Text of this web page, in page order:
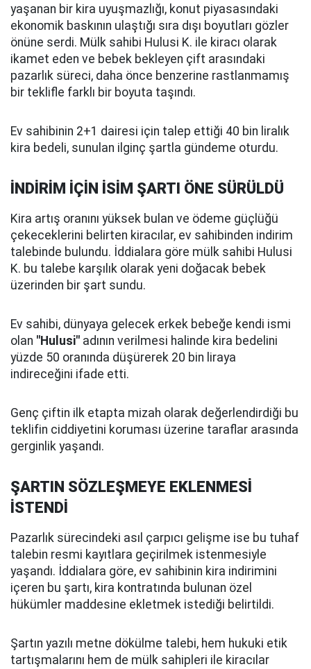
yaşanan bir kira uyuşmazlığı, konut piyasasındaki
ekonomik baskının ulaştığı sıra dışı boyutları gözler
önüne serdi. Mülk sahibi Hulusi K. ile kiracı olarak
ikamet eden ve bebek bekleyen çift arasındaki
pazarlık süreci, daha önce benzerine rastlanmamış
bir teklifle farklı bir boyuta taşındı.
Ev sahibinin 2+1 dairesi için talep ettiği 40 bin liralık
kira bedeli, sunulan ilginç şartla gündeme oturdu.
İNDİRİM İÇİN İSİM ŞARTI ÖNE SÜRÜLDÜ
Kira artış oranını yüksek bulan ve ödeme güçlüğü
çekeceklerini belirten kiracılar, ev sahibinden indirim
talebinde bulundu. İddialara göre mülk sahibi Hulusi
K. bu talebe karşılık olarak yeni doğacak bebek
üzerinden bir şart sundu.
Ev sahibi, dünyaya gelecek erkek bebeğe kendi ismi
olan "Hulusi" adının verilmesi halinde kira bedelini
yüzde 50 oranında düşürerek 20 bin liraya
indireceğini ifade etti.
Genç çiftin ilk etapta mizah olarak değerlendirdiği bu
teklifin ciddiyetini koruması üzerine taraflar arasında
gerginlik yaşandı.
ŞARTIN SÖZLEŞMEYE EKLENMESİ
İSTENDİ
Pazarlık sürecindeki asıl çarpıcı gelişme ise bu tuhaf
talebin resmi kayıtlara geçirilmek istenmesiyle
yaşandı. İddialara göre, ev sahibinin kira indirimini
içeren bu şartı, kira kontratında bulunan özel
hükümler maddesine ekletmek istediği belirtildi.
Şartın yazılı metne dökülme talebi, hem hukuki etik
tartışmalarını hem de mülk sahipleri ile kiracılar